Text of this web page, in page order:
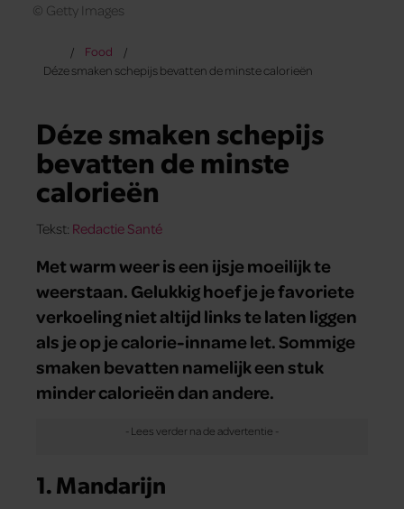
© Getty Images
Food
Déze smaken schepijs bevatten de minste calorieën
Déze smaken schepijs
bevatten de minste
calorieën
Tekst: Redactie Santé
Met warm weer is een ijsje moeilijk te
weerstaan. Gelukkig hoef je je favoriete
verkoeling niet altijd links te laten liggen
als je op je calorie-inname let. Sommige
smaken bevatten namelijk een stuk
minder calorieën dan andere.
1. Mandarijn